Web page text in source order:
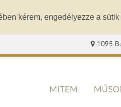
kérem, engedélyezze a
1095
MITEM